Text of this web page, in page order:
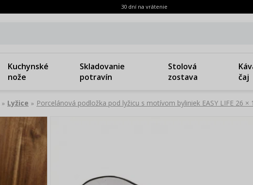
30 dní na vrátenie
Kuchynské
nože
Skladovanie
potravín
Stolová
zostava
čaj
» Lyžice » Porcelánová podložka pod lyžicu s motívom byliniek EASY LIFE 26 ×